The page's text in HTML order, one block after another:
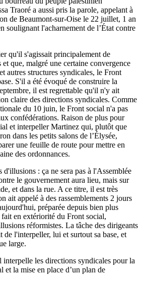
Traoré a aussi pris la parole, appelant à
de Beaumont-sur-Oise le 22 juillet, 1 an
soulignant l'acharnement de l’État contre
qu'il s'agissait principalement de
que, malgré une certaine convergence
autres structures syndicales, le Front
S'il a été évoqué de construire la
il est regrettable qu'il n'y ait
claire des directions syndicales. Comme
du 10 juin, le Front social n'a pas
confédérations. Raison de plus pour
et interpeller Martinez qui, plutôt que
dans les petits salons de l’Élysée,
une feuille de route pour mettre en
des ordonnances.
d'illusions : ça ne sera pas à l'Assemblée
le gouvernement aura lieu, mais sur
et dans la rue. A ce titre, il est très
ait appelé à des rassemblements 2 jours
préparée depuis bien plus
en extériorité du Front social,
réformistes. La tâche des dirigeants
de l'interpeller, lui et surtout sa base, et
large.
les directions syndicales pour la
et la mise en place d’un plan de